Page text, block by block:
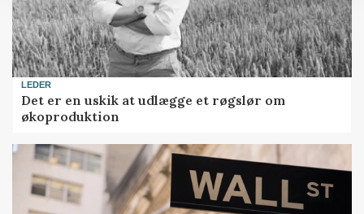
LEDER
Det er en uskik at udlægge et røgslør om
økoproduktion